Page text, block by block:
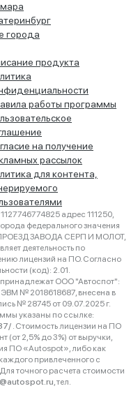
города
продукта
работы программы
на получение
рассылок
для контента,
адрес 111250,
федерального значения
ЗАВОДА СЕРП И МОЛОТ,
деятельность по
лицензий на ПО. Согласно
(код): 2.01.
ООО "Автоспот":
№ 2018618687, внесена в
№ 28745 от 09.07.2025 г.
указаны по ссылке:
. Стоимость лицензии на ПО
(от 2,5% до 3%) от выручки,
ПО «Autospot», либо как
привлеченного с
точного расчета стоимости
, тел.